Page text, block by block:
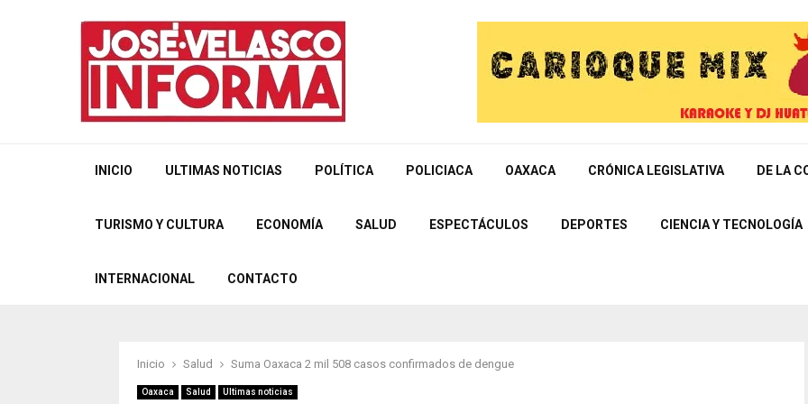
INICIO ULTIMAS NOTICIAS POLÍTICA POLICIACA OAXACA CRÓNICA LEGISLATIVA DE LA
TURISMO Y CULTURA ECONOMÍA SALUD ESPECTÁCULOS DEPORTES CIENCIA Y TECNOLOGÍA
INTERNACIONAL CONTACTO
Inicio Salud Suma Oaxaca 2 mil 508 casos confirmados de dengue
Oaxaca Salud Ultimas noticias